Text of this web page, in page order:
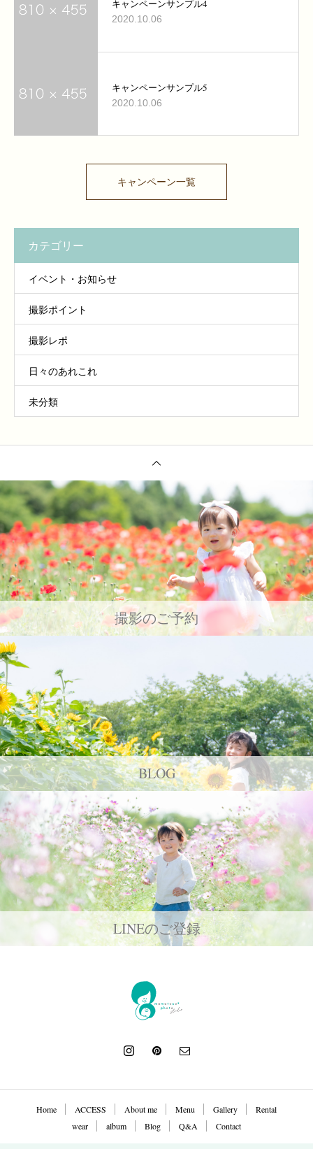
キャンペーンサンプル4
2020.10.06
キャンペーンサンプル5
2020.10.06
キャンペーン一覧
カテゴリー
イベント・お知らせ
撮影ポイント
撮影レポ
日々のあれこれ
未分類
撮影のご予約
BLOG
LINEのご登録
Home ACCESS About me Menu Gallery
Rental
wear
album Blog Q&A Contact